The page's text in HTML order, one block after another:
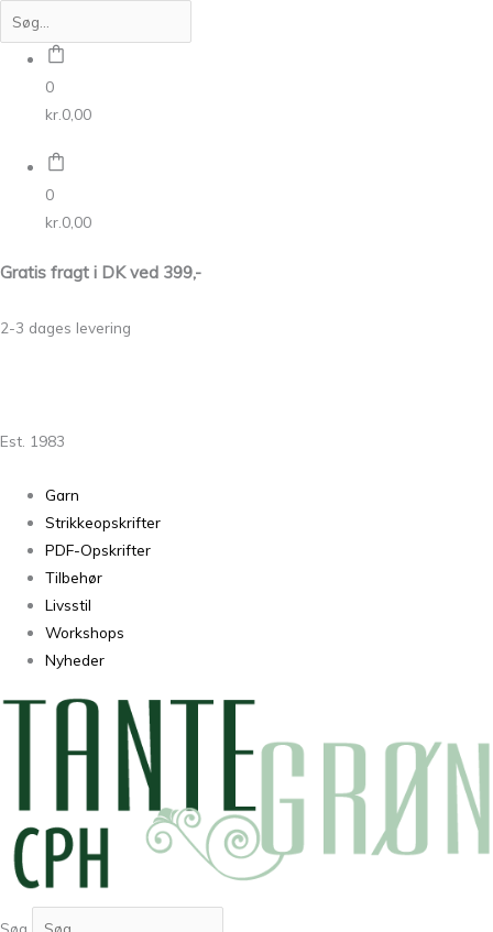
0
kr. 0,00
0
kr. 0,00
Gratis fragt i DK ved 399,-
2-3 dages levering
Est. 1983
Garn
Strikkeopskrifter
PDF-Opskrifter
Tilbehør
Livsstil
Workshops
Nyheder